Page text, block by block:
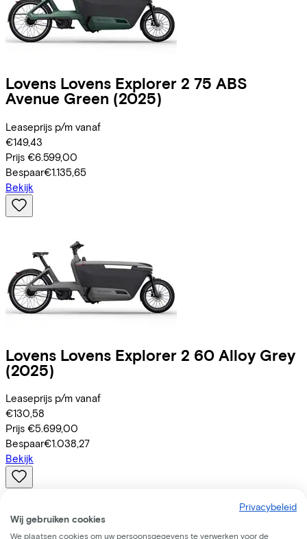
Lovens Lovens Explorer 2 75 ABS
Avenue Green (2025)
Leaseprijs p/m vanaf
€149,43
Prijs €6.599,00
Bespaar€1.135,65
Bekijk
Lovens Lovens Explorer 2 60 Alloy Grey
(2025)
Leaseprijs p/m vanaf
€130,58
Prijs €5.699,00
Bespaar€1.038,27
Bekijk
Privacybeleid
Wij gebruiken cookies
We plaatsen cookies om uw persoonsgegevens te verwerken voor de